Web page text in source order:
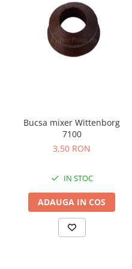
Bucsa mixer Wittenborg
7100
3,50 RON
IN STOC
ADAUGA IN COS